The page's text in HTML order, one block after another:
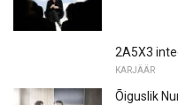
2A5X3
KARJÄÄR
Õiguslik